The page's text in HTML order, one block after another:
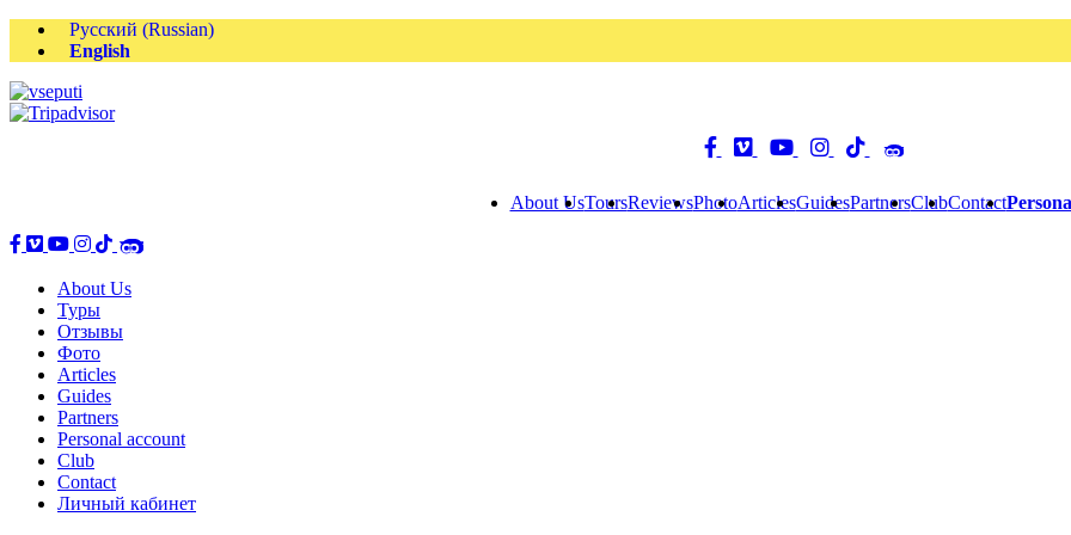
Русский (Russian)
English
About UsToursReviewsPhotoArticlesGuidesPartnersClubContact
About Us
Туры
Отзывы
Фото
Articles
Guides
Partners
Personal account
Club
Contact
Личный кабинет